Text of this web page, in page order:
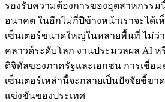
รองรับความต้องการของอุตสาหกรร
อนาคต ในอีกไม่กี่ปีข้างหน้าเราจะได้เ
เซ็นเตอร์ขนาดใหญ่ในหลายพื้นที่ ไม่ว่า
คลาวด์ระดับโลก งานประมวลผล AI ห
ดิจิทัลของภาครัฐและเอกชน การเชื่อม
เซ็นเตอร์เหล่านี้จะกลายเป็นปัจจัยชี้ข
แข่งขันของประเทศ